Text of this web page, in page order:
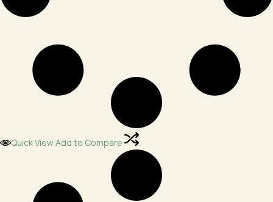
Quick ViewAdd to Compare